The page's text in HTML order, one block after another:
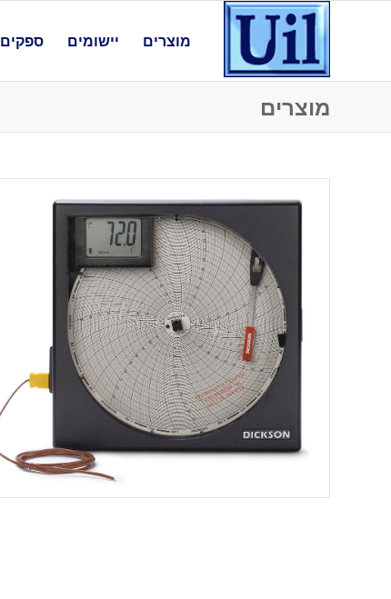
מוצרים יישומים ספקים
מוצרים